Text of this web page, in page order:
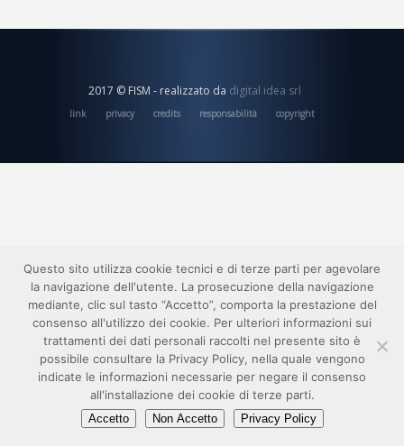
2017 © FISM - realizzato da digital idea srl
link privacy credits responsabilità copyright
Questo sito utilizza cookie tecnici e di terze parti per agevolare
la navigazione dell'utente. La prosecuzione della navigazione
mediante, clic sul tasto “Accetto”, comporta la prestazione del
consenso all'utilizzo dei cookie. Per ulteriori informazioni sui
trattamenti dei dati personali raccolti nel presente sito è
possibile consultare la Privacy Policy, nella quale vengono
indicate le informazioni necessarie per negare il consenso
all'installazione dei cookie di terze parti.
Accetto Non Accetto Privacy Policy